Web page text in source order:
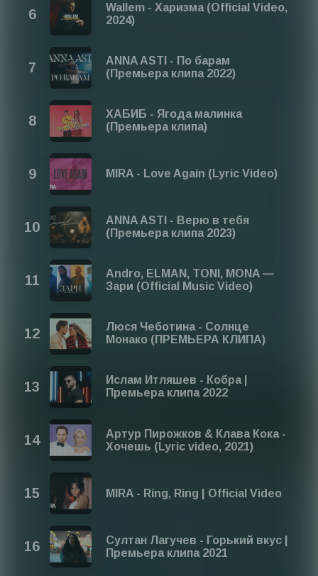
Wallem - Харизма (Official Video,
2024)
ANNA ASTI - По барам
(Премьера клипа 2022)
ХАБИБ - Ягода малинка
(Премьера клипа)
MIRA - Love Again (Lyric Video)
ANNA ASTI - Верю в тебя
(Премьера клипа 2023)
Andro, ELMAN, TONI, MONA —
Зари (Official Music Video)
Люся Чеботина - Солнце
Монако (ПРЕМЬЕРА КЛИПА)
Ислам Итляшев - Кобра |
Премьера клипа 2022
Артур Пирожков & Клава Кока -
Хочешь (Lyric video, 2021)
MIRA - Ring, Ring | Official Video
Султан Лагучев - Горький вкус |
Премьера клипа 2021